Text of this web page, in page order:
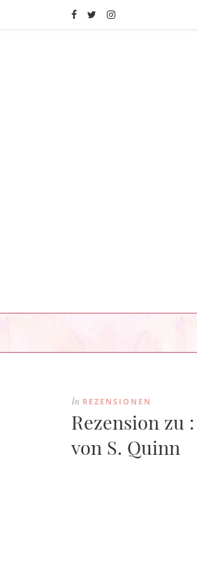
In REZENSIONEN
Rezension zu
von S. Quinn